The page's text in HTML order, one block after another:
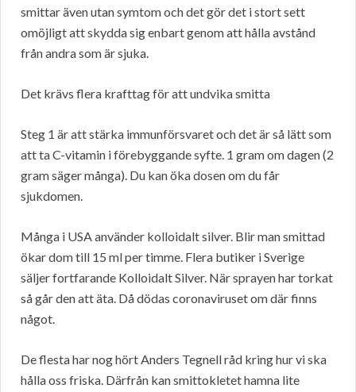
smittar även utan symtom och det gör det i stort sett
omöjligt att skydda sig enbart genom att hålla avstånd
från andra som är sjuka.
Det krävs flera krafttag för att undvika smitta
Steg 1 är att stärka immunförsvaret och det är så lätt som
att ta C-vitamin i förebyggande syfte. 1 gram om dagen (2
gram säger många). Du kan öka dosen om du får
sjukdomen.
Många i USA använder kolloidalt silver. Blir man smittad
ökar dom till 15 ml per timme. Flera butiker i Sverige
säljer fortfarande Kolloidalt Silver. När sprayen har torkat
så går den att äta. Då dödas coronaviruset om där finns
något.
De flesta har nog hört Anders Tegnell råd kring hur vi ska
hålla oss friska. Därfrån kan smittokletet hamna lite